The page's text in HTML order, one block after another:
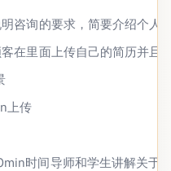
咨询的要求，简要介绍个
在里面上传自己的简历并且
上传
时间导师和学生讲解关于